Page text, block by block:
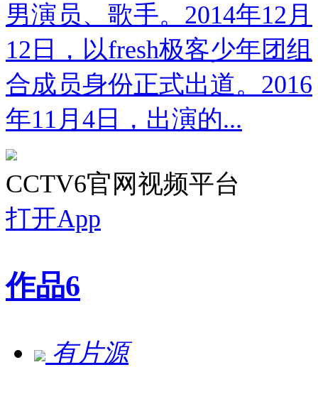
男演员、歌手。2014年12月
12日，以fresh极客少年团组
合成员身份正式出道。2016
年11月4日，出演的...
CCTV6官网视频平台
打开App
作品6
有片源